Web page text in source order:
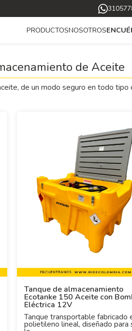
PRODUCTOSNOSOTROS
de Aceite
de un modo seguro en todo tipo
Tanque de almacenamiento
Ecotanke 150 Aceite con
Eléctrica 12V
Tanque transportable fabricado
polietileno lineal, diseñado para